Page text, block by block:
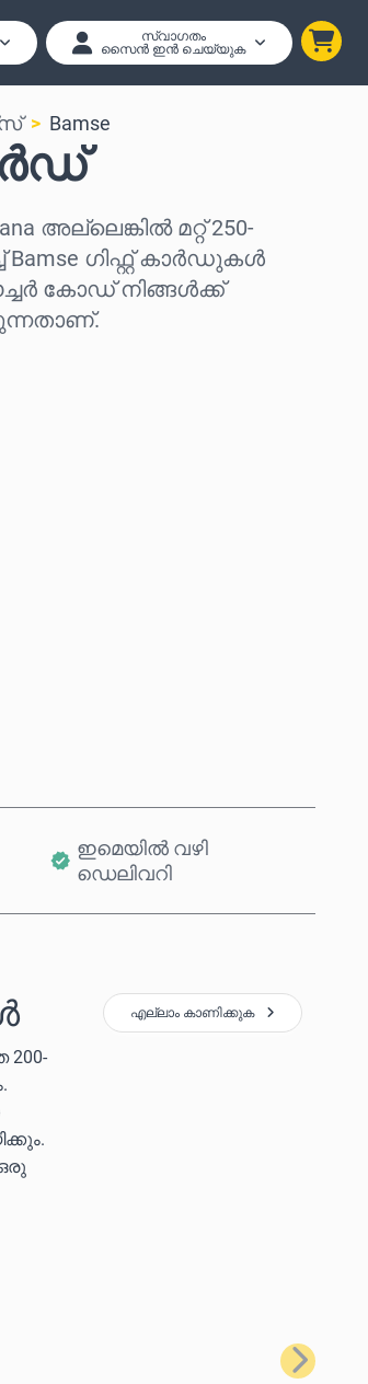
സ്വാഗതം
സൈൻ ഇൻ ചെയ്യുക
Bamse
അല്ലെങ്കിൽ മറ്റ് 250-
ഗിഫ്റ്റ് കാർഡുകൾ
കോഡ് നിങ്ങൾക്ക്
ഇമെയിൽ വഴി
ഡെലിവറി
എല്ലാം കാണിക്കുക
അടുത്തത്